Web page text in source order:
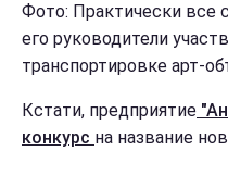
Фото: Практически все
его руководители
транспортировке арт-
Кстати, предприятие
конкурс на название